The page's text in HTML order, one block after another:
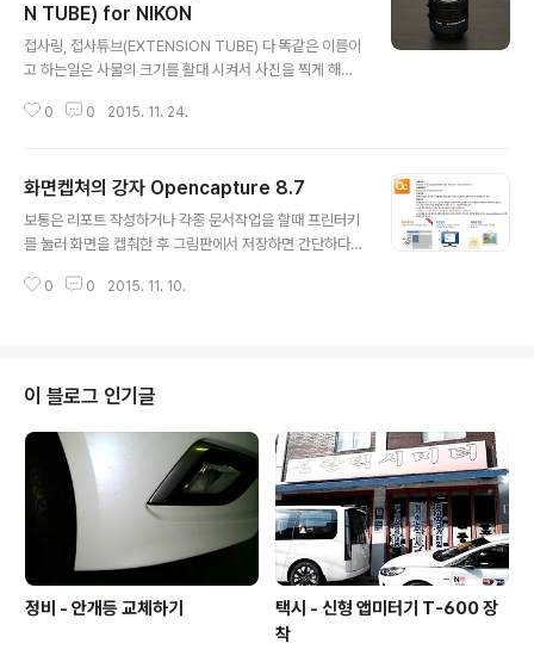
N TUBE) for NIKON
접사링, 접사튜브(EXTENSION TUBE) 다 똑같은 이름이
고 하는일은 사물의 크기를 활대 시켜서 사진을 찍게 해주
용하며 사물과의 촛점간격을 줄여주는 역할을 하기에 확대
S가 가능하기 때문에 인기 있는 제품이기는 합니다. 하지
만 접사 촬영에서는 수동모드를 많이 사용하고 있죠. FF바
디보다는 크롭바디를 선호합니다. 보통 접사촬영시 성능좋
습니다. 제가 아는 초접사를 취미로 찍는 분은 d90에 55-
0 0 2015. 11. 24.
화면켑쳐의 강자 Opencapture 8.7
보통은 리포트 작성하거나 각종 문서작업을 할때 프린터키
를 눌러 화면을 켑춰한 후 그림판에서 저장하면 간단하다.
는데 귀찮은것은 사실입니다. Opencapture 8.7이라는
이 걸립니다. 블로그의 영리 목적이 아니니 안전하게 사용
할 수 있습니다. 뭐 광고로 벌어먹는 파워 블로거지는 제외
일수도 있겠네요. 사용법은 매우 간단하며 설치는 자동설
치에 저장옵션만 신경쓰시면 될것 같습니다. 가끔 광고가
뜬다는거^^ 2015-11-10
0 0 2015. 11. 10.
이 블로그 인기글
정비 - 안개등 교체하기
택시 - 신형 앱미터기 T-600 장
착